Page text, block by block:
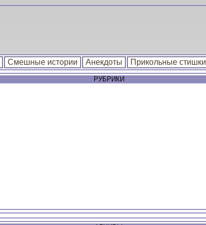
Смешные истории Анекдоты Прикольные стишки
РУБРИКИ